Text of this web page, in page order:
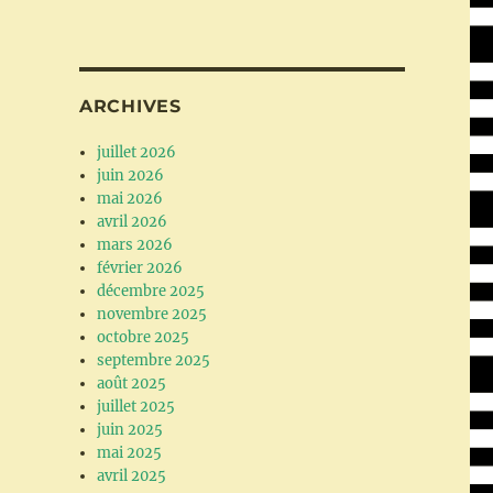
ARCHIVES
juillet 2026
juin 2026
mai 2026
avril 2026
mars 2026
février 2026
décembre 2025
novembre 2025
octobre 2025
septembre 2025
août 2025
juillet 2025
juin 2025
mai 2025
avril 2025